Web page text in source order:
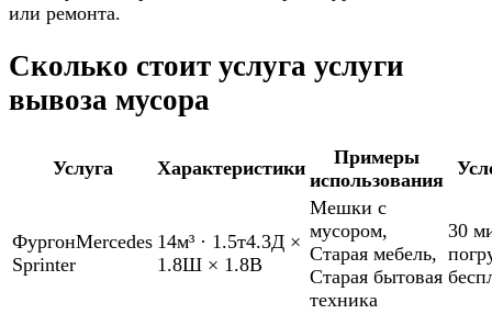
или ремонта.
Сколько стоит услуга услуги
вывоза мусора
Услуга Характеристики
Примеры
использования
ФургонMercedes
Sprinter
14м³ · 1.5т4.3Д ×
1.8Ш × 1.8В
Мешки с
мусором,
Старая мебель,
Старая бытовая
техника
30